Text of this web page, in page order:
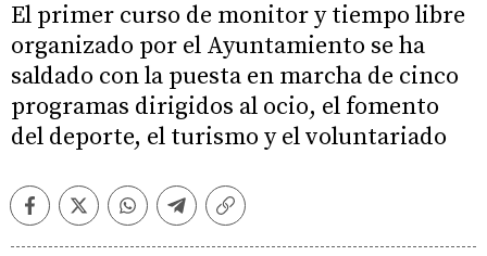
El primer curso de monitor y tiempo libre
organizado por el Ayuntamiento se ha
saldado con la puesta en marcha de cinco
programas dirigidos al ocio, el fomento
del deporte, el turismo y el voluntariado
FacebookTwitterWhatsappTelegramCopiar